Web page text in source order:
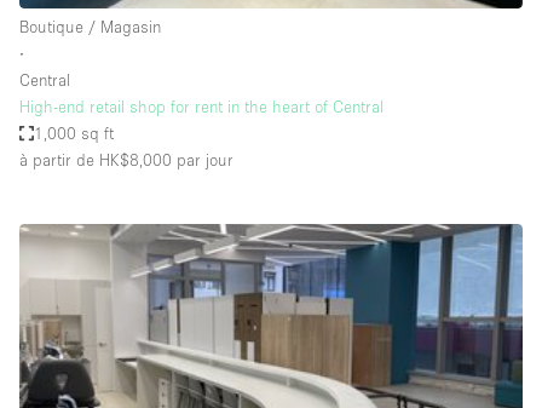
Bar
Comptoir
Cuisine
De plain-pied
Entrée Large
Espace Avec Vue
Espace Brut
Boutique / Magasin
∙
Central
High-end retail shop for rent in the heart of Central
1,000 sq ft
à partir de HK$8,000 par jour